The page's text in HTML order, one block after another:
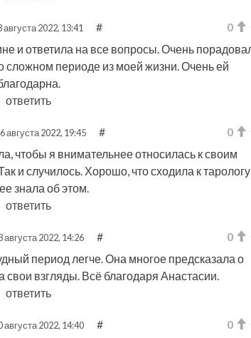
августа 2022, 13:41 #
0
и ответила на все вопросы. Очень
сложном периоде из моей жизни. Очень ей
ответить
августа 2022, 19:45 #
0
чтобы я внимательнее относилась к своим
и случилось. Хорошо, что сходила к
знала об этом.
ответить
августа 2022, 14:26 #
0
период легче. Она многое предсказала о
взгляды. Всё благодаря Анастасии.
ответить
августа 2022, 14:40 #
0